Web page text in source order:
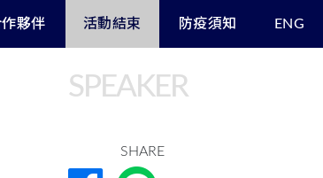
作夥伴 活動結束 防疫須知 ENG
SPEAKER
SHARE